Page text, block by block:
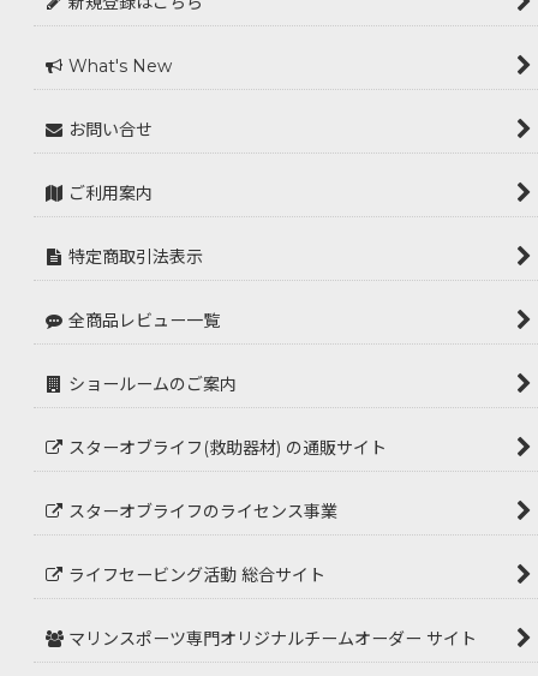
What's New
お問い合せ
ご利用案内
特定商取引法表示
全商品レビュー一覧
ショールームのご案内
スターオブライフ(救助器材) の通販サイト
スターオブライフのライセンス事業
ライフセービング活動 総合サイト
マリンスポーツ専門オリジナルチームオーダー サイト